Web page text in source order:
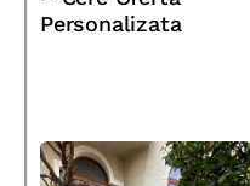
Personalizata